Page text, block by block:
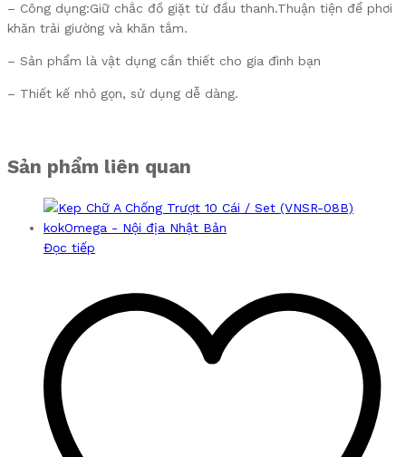
– Công dụng:Giữ chắc đồ giặt từ đầu thanh.Thuận tiện để phơi
khăn trải giường và khăn tắm.
– Sản phẩm là vật dụng cần thiết cho gia đình bạn
– Thiết kế nhỏ gọn, sử dụng dễ dàng.
Sản phẩm liên quan
Đọc tiếp